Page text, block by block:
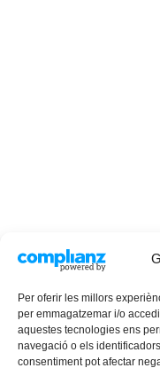
Per oferir les millors
per emmagatzemar i/o
aquestes tecnologies ens
navegació o els
consentiment pot afectar